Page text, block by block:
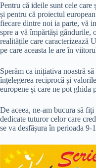
Pentru că ideile sunt cele
și pentru că proiectul
fiecare dintre noi ia parte, vă
spre a vă împărtăși gândurile,
realitățile care caracterizează
pe care aceasta le are în
Sperăm ca inițiativa noastră
înțelegerea reciprocă și
europene și care ne pot
De aceea, ne-am bucura să
dedicate tuturor celor care
se va desfășura în perioada 9-